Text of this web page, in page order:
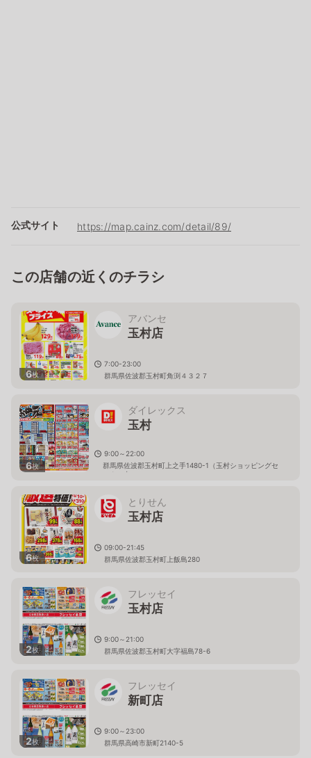
公式サイト https://map.cainz.com/detail/89/
この店舗の近くのチラシ
6枚
アバンセ
玉村店
7:00-23:00
群馬県佐波郡玉村町角渕４３２７
6枚
ダイレックス
玉村
9:00～22:00
群馬県佐波郡玉村町上之手1480-1（玉村ショッピングセ
ンター内）
6枚
とりせん
玉村店
09:00-21:45
群馬県佐波郡玉村町上飯島280
2枚
フレッセイ
玉村店
9:00～21:00
群馬県佐波郡玉村町大字福島78-6
2枚
フレッセイ
新町店
9:00～23:00
群馬県高崎市新町2140-5